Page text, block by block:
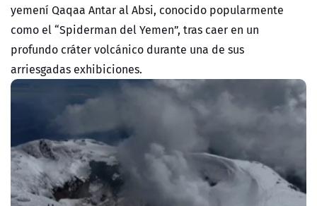
yemení Qaqaa Antar al Absi, conocido popularmente
como el “Spiderman del Yemen”, tras caer en un
profundo cráter volcánico durante una de sus
arriesgadas exhibiciones.